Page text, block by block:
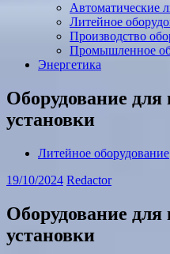
Автоматические
Литейное
Производство
Промышленное
Энергетика
Оборудование
установки
Литейное оборудование
19/10/2024 Redactor
Оборудование
установки